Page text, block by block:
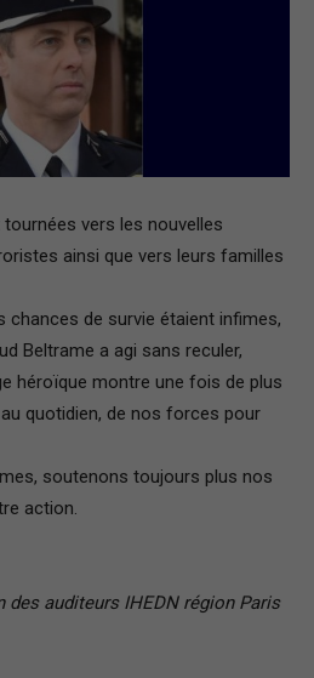
IHEDN
Paris
Ile-
vers les nouvelles
ainsi que vers leurs familles
chances de survie étaient infimes,
Beltrame a agi sans reculer,
héroïque montre une fois de plus
quotidien, de nos forces pour
soutenons toujours plus nos
action.
des auditeurs IHEDN région Paris